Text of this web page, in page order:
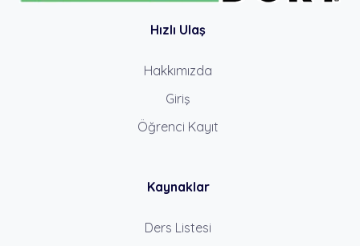
Hızlı Ulaş
Hakkımızda
Giriş
Öğrenci Kayıt
Kaynaklar
Ders Listesi